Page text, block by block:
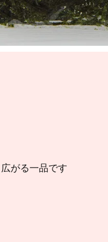
がる一品です